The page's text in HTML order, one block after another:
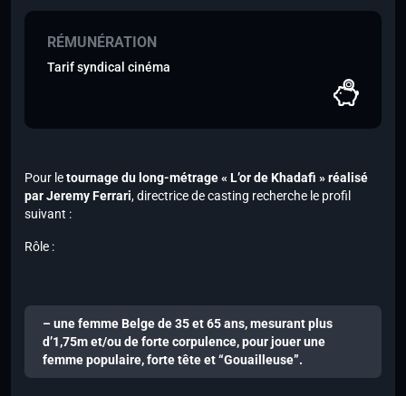
RÉMUNÉRATION
Tarif syndical cinéma
Pour letournage du long-métrage « L’or de Khadafi » réalisé
par Jeremy Ferrari, directrice de casting recherche le profil
suivant :
Rôle :
– une femme Belge de 35 et 65 ans, mesurant plus
d’1,75m et/ou de forte corpulence, pour jouer une
femme populaire, forte tête et “Gouailleuse”.